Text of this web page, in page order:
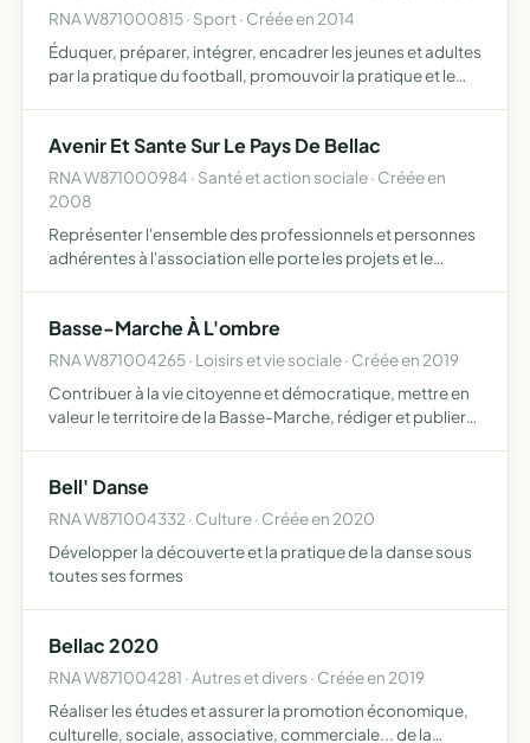
RNA W871000815 · Sport · Créée en 2014
Éduquer, préparer, intégrer, encadrer les jeunes et adultes
par la pratique du football, promouvoir la pratique et le
Avenir Et Sante Sur Le Pays De Bellac
RNA W871000984 · Santé et action sociale · Créée en
2008
Représenter l'ensemble des professionnels et personnes
adhérentes à l'association elle porte les projets et le
Basse-Marche À L'ombre
RNA W871004265 · Loisirs et vie sociale · Créée en 2019
Contribuer à la vie citoyenne et démocratique, mettre en
valeur le territoire de la Basse-Marche, rédiger et publier
Bell' Danse
RNA W871004332 · Culture · Créée en 2020
Développer la découverte et la pratique de la danse sous
toutes ses formes
Bellac 2020
RNA W871004281 · Autres et divers · Créée en 2019
Réaliser les études et assurer la promotion économique,
culturelle, sociale, associative, commerciale... de la